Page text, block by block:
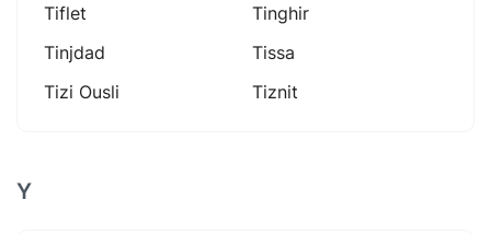
Tiflet
Tinghir
Tinjdad
Tissa
Tizi Ousli
Tiznit
Y